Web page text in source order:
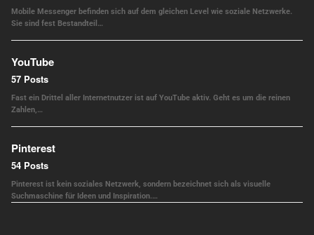
Mobile Messenger befinden sich auf dem gleichen Level wie soziale Netzwerke.
Sie sind fest Bestandteil…
YouTube
57 Posts
Fast ein Drittel aller Internetnutzer ist auf YouTube aktiv. Geht es um die reinen
Zahlen,…
Pinterest
54 Posts
Pinterest ist kein soziales Netzwerk, sondern bezeichnet sich als visuelle
Suchmaschine für Ideen und Inspiration.…